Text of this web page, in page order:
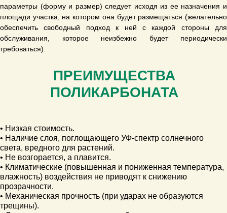
параметры (форму и размер) следует исходя из ее назначения и
площади участка, на котором она будет размещаться (желательно
обеспечить свободный подход к ней с каждой стороны для
обслуживания, которое неизбежно будет периодически
требоваться).
ПРЕИМУЩЕСТВА
ПОЛИКАРБОНАТА
• Низкая стоимость.
• Наличие слоя, поглощающего УФ-спектр солнечного
света, вредного для растений.
• Не возгорается, а плавится.
• Климатические (повышенная и пониженная температура,
влажность) воздействия не приводят к снижению
прозрачности.
• Механическая прочность (при ударах не образуются
трещины).